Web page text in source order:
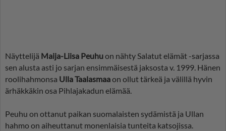
Näyttelijä Maija-Liisa Peuhuon nähty Salatut elämät -sarjassa
sen alusta asti jo sarjan ensimmäisestä jaksosta v. 1999. Hänen
roolihahmonsa Ulla Taalasmaaon ollut tärkeä ja välillä hyvin
ärhäkkäkin osa Pihlajakadun elämää.
Peuhu on ottanut paikan suomalaisten sydämistä ja Ullan
hahmo on aiheuttanut monenlaisia tunteita katsojissa.